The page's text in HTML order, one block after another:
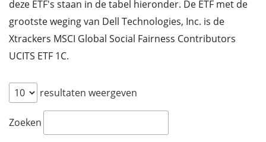
deze ETF's staan in de tabel hieronder. De ETF met de
grootste weging van Dell Technologies, Inc. is de
Xtrackers MSCI Global Social Fairness Contributors
UCITS ETF 1C.
resultaten weergeven
Zoeken